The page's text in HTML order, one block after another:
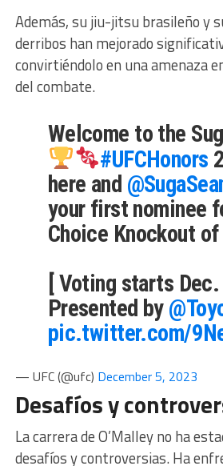
Además, su jiu-jitsu brasileño y
derribos han mejorado
convirtiéndolo en una amenaza
del combate.
Welcome to the
#UFCHonors
here and
your first nominee
Choice Knockout
[ Voting starts
Presented by
pic.twitter.com/
— UFC (@ufc) December 5, 2023
Desafíos y
La carrera de O’Malley no ha
desafíos y controversias. Ha